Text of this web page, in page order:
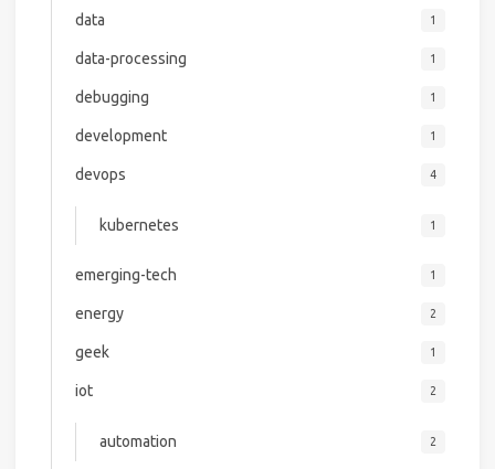
data 1
data-processing 1
debugging 1
development 1
devops 4
kubernetes 1
emerging-tech 1
energy 2
geek 1
iot 2
automation 2